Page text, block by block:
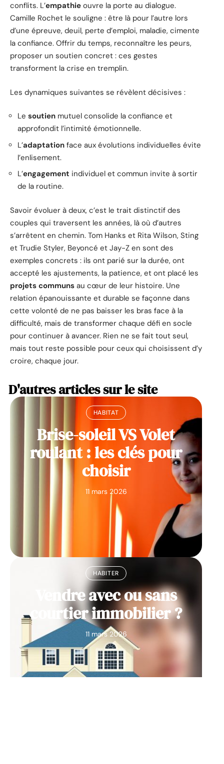
conflits. L’empathie ouvre la porte au dialogue.
Camille Rochet le souligne : être là pour l’autre lors
d’une épreuve, deuil, perte d’emploi, maladie, cimente
la confiance. Offrir du temps, reconnaître les peurs,
proposer un soutien concret : ces gestes
transforment la crise en tremplin.
Les dynamiques suivantes se révèlent décisives :
Le soutien mutuel consolide la confiance et
approfondit l’intimité émotionnelle.
L’adaptation face aux évolutions individuelles évite
l’enlisement.
L’engagement individuel et commun invite à sortir
de la routine.
Savoir évoluer à deux, c’est le trait distinctif des
couples qui traversent les années, là où d’autres
s’arrêtent en chemin. Tom Hanks et Rita Wilson, Sting
et Trudie Styler, Beyoncé et Jay-Z en sont des
exemples concrets : ils ont parié sur la durée, ont
accepté les ajustements, la patience, et ont placé les
projets communs au cœur de leur histoire. Une
relation épanouissante et durable se façonne dans
cette volonté de ne pas baisser les bras face à la
difficulté, mais de transformer chaque défi en socle
pour continuer à avancer. Rien ne se fait tout seul,
mais tout reste possible pour ceux qui choisissent d’y
croire, chaque jour.
D'autres articles sur le site
HABITAT
Brise-soleil VS Volet
roulant : les clés pour
choisir
11 mars 2026
HABITER
Vendre avec ou sans
courtier immobilier ?
11 mars 2026